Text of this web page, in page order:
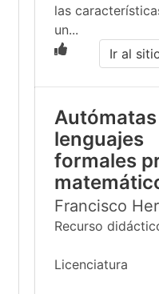
las
un...
Ir al
lenguajes
formales
Francisco
Recurso
Licenciatura